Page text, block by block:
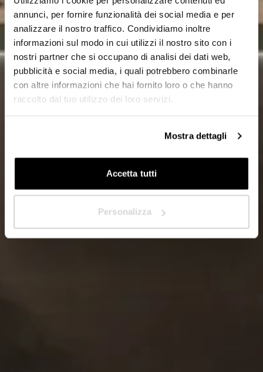
annunci, per fornire funzionalità dei social media e per
analizzare il nostro traffico. Condividiamo inoltre
informazioni sul modo in cui utilizzi il nostro sito con i
nostri partner che si occupano di analisi dei dati web,
pubblicità e social media, i quali potrebbero combinarle
con altre informazioni che hai fornito loro o che hanno
raccolto dal tuo utilizzo dei loro servizi.
Mostra dettagli
Accetta tutti
Personalizza
Designer/Progettista
Privato
Rivenditore